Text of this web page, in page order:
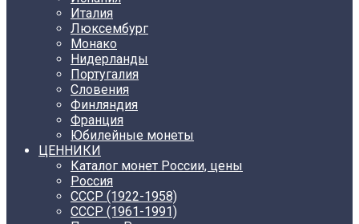
Италия
Люксембург
Монако
Нидерланды
Португалия
Словения
Финляндия
Франция
Юбилейные монеты
ЦЕННИКИ
Каталог монет России, цены
Россия
СССР (1922-1958)
CCCР (1961-1991)